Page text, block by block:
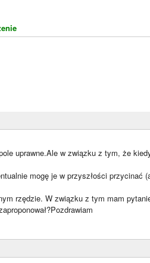
uprawne.Ale w związku z tym, że
mogę je w przyszłości przycinać
rzędzie. W związku z tym mam